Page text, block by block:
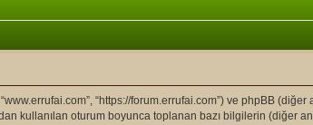
“https://forum.errufai.com”) ve phpBB (diğer
kullanılan oturum boyunca toplanan bazı bilgilerin (diğer